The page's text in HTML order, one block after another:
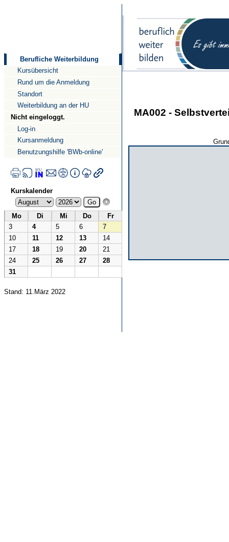
Berufliche Weiterbildung
Kursübersicht
Rund um die Anmeldung
Standort
Weiterbildung an der HU
Nicht eingeloggt.
Log-in
Kursanmeldung
Benutzungshilfe 'BWb-online'
Kurskalender
Mo Di Mi Do
Fr
3
4 5 6
7
10
11 12 13
14
17
18 19 20
21
24
25 26 27
28
31
Stand: 11.März 2022
MA002 -